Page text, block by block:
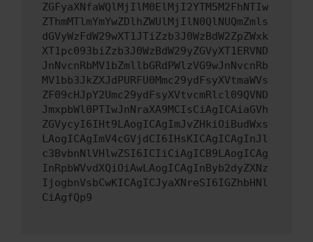
ZGFyaXNfaWQlMjIlM0ElMjI2YTM5M2FhNTIw
ZThmMTlmYmYwZDlhZWUlMjIlN0QlNUQmZmls
dGVyWzFdW29wXT1JTiZzb3J0WzBdW2ZpZWxk
XT1pc093biZzb3J0WzBdW29yZGVyXT1ERVND
JnNvcnRbMV1bZmllbGRdPWlzVG9wJnNvcnRb
MV1bb3JkZXJdPURFU0Mmc29ydFsyXVtmaWVs
ZF09cHJpY2Umc29ydFsyXVtvcmRlcl09QVND
JmxpbWl0PTIwJnNraXA9MCIsCiAgICAiaGVh
ZGVycyI6IHt9LAogICAgImJvZHkiOiBudWxs
LAogICAgImV4cGVjdCI6IHsKICAgICAgInJl
c3BvbnNlVHlwZSI6ICIiCiAgICB9LAogICAg
InRpbWVvdXQiOiAwLAogICAgInByb2dyZXNz
IjogbnVsbCwKICAgICJyaXNreSI6IGZhbHNl
CiAgfQp9